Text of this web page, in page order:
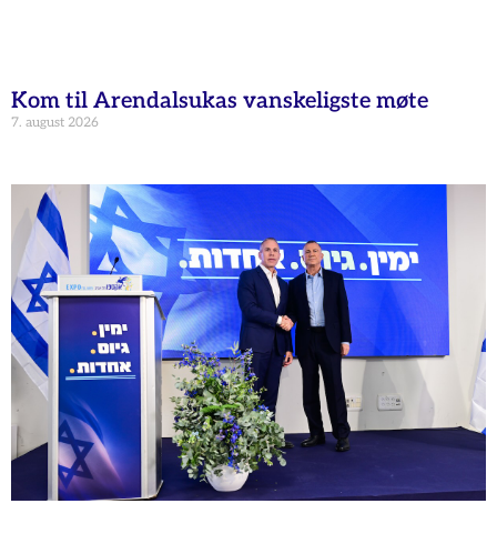
Kom til Arendalsukas vanskeligste møte
7. august 2026